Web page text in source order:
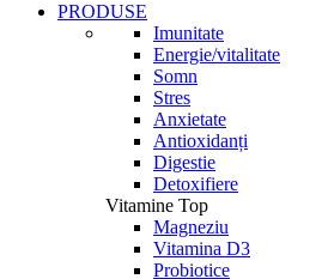
PRODUSE
Imunitate
Energie/vitalitate
Somn
Stres
Anxietate
Antioxidanți
Digestie
Detoxifiere
Vitamine Top
Magneziu
Vitamina D3
Probiotice